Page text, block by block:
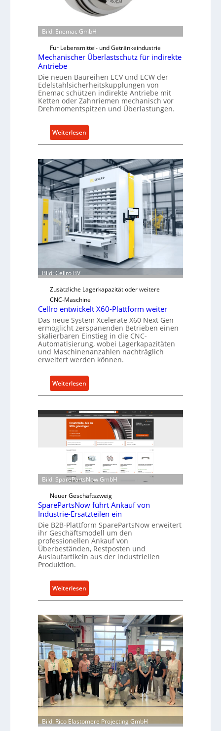
-
B
e
s
t
e
l
u
n
g
5
b
r
V
o
r
j
a
h
r
Bild: Enemac GmbH
Für Lebensmittel- und Getränkeindustrie
Mechanischer Überlastschutz für indirekte
Antriebe
Die neuen Baureihen ECV und ECW der
Edelstahlsicherheitskupplungen von
Enemac schützen indirekte Antriebe mit
Ketten oder Zahnriemen mechanisch vor
Drehmomentspitzen und Überlastungen.
Weiterlesen
M
h
n
i
s
c
h
e
r
Ü
b
e
r
l
a
s
t
s
c
t
f
ü
n
d
i
r
e
k
t
e
A
n
t
i
b
Bild: Cellro BV
Zusätzliche Lagerkapazität oder weitere
CNC-Maschine
Cellro entwickelt X60-Plattform weiter
Das neue System Xcelerate X60 Next Gen
ermöglicht zerspanenden Betrieben einen
skalierbaren Einstieg in die CNC-
Automatisierung, wobei Lagerkapazitäten
und Maschinenanzahlen nachträglich
erweitert werden können.
Weiterlesen
C
l
l
e
n
t
w
i
c
k
e
l
t
X
0
P
a
t
t
f
o
r
m
w
e
i
t
Bild: SparePartsNow GmbH
Neuer Geschäftszweig
SparePartsNow führt Ankauf von
Industrie-Ersatzteilen ein
Die B2B-Plattform SparePartsNow erweitert
ihr Geschäftsmodell um den
professionellen Ankauf von
Überbeständen, Restposten und
Auslaufartikeln aus der industriellen
Produktion.
Weiterlesen
S
a
r
P
a
r
t
s
N
w
Bild: Rico Elastomere Projecting GmbH